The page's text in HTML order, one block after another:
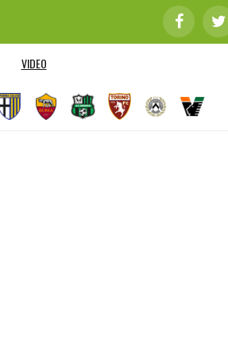
VIDEO